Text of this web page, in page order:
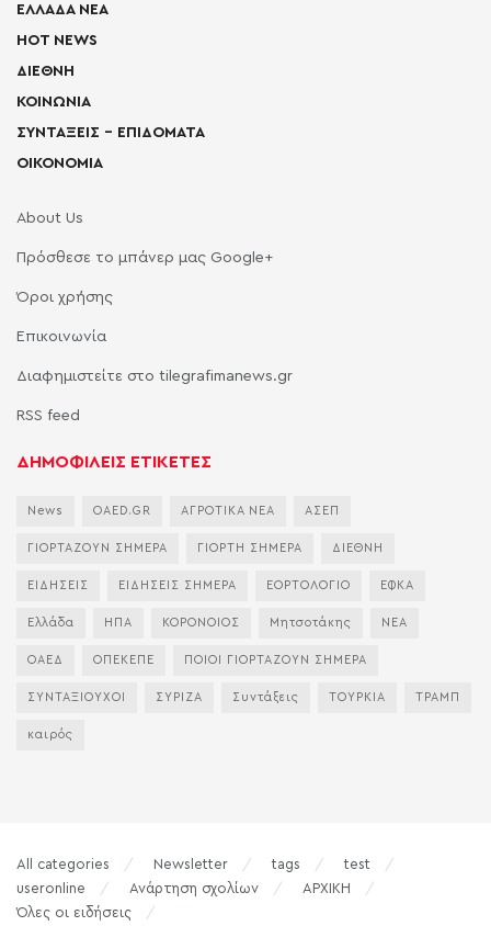
ΕΛΛΑΔΑ ΝΕΑ
HOT NEWS
ΔΙΕΘΝΗ
ΚΟΙΝΩΝΙΑ
ΣΥΝΤΑΞΕΙΣ – ΕΠΙΔΟΜΑΤΑ
ΟΙΚΟΝΟΜΙΑ
About Us
Πρόσθεσε το μπάνερ μας Google+
Όροι χρήσης
Επικοινωνία
Διαφημιστείτε στο tilegrafimanews.gr
RSS feed
ΔΗΜΟΦΙΛΕΙΣ ΕΤΙΚΕΤΕΣ
News OAED.GR ΑΓΡΟΤΙΚΑ ΝΕΑ ΑΣΕΠ
ΓΙΟΡΤΑΖΟΥΝ ΣΗΜΕΡΑ ΓΙΟΡΤΗ ΣΗΜΕΡΑ ΔΙΕΘΝΗ
ΕΙΔΗΣΕΙΣ ΕΙΔΗΣΕΙΣ ΣΗΜΕΡΑ ΕΟΡΤΟΛΟΓΙΟ ΕΦΚΑ
Ελλάδα ΗΠΑ ΚΟΡΟΝΟΙΟΣ Μητσοτάκης ΝΕΑ
ΟΑΕΔ ΟΠΕΚΕΠΕ ΠΟΙΟΙ ΓΙΟΡΤΑΖΟΥΝ ΣΗΜΕΡΑ
ΣΥΝΤΑΞΙΟΥΧΟΙ ΣΥΡΙΖΑ Συντάξεις ΤΟΥΡΚΙΑ ΤΡΑΜΠ
καιρός
All categories Newsletter tags
test
useronline
Ανάρτηση σχολίων
ΑΡΧΙΚΗ
Όλες οι ειδήσεις